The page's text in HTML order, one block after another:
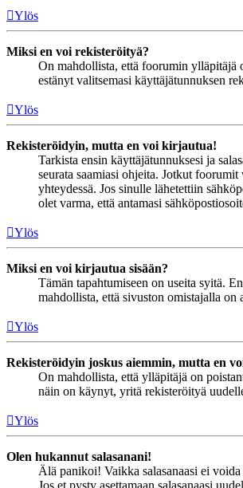
Ylös
Miksi en voi rekisteröityä?
On mahdollista, että foorumin ylläpitäjä
estänyt valitsemasi käyttäjätunnuksen
Ylös
Rekisteröidyin, mutta en voi kirjautua!
Tarkista ensin käyttäjätunnuksesi ja
seurata saamiasi ohjeita. Jotkut
yhteydessä. Jos sinulle lähetettiin
olet varma, että antamasi
Ylös
Miksi en voi kirjautua sisään?
Tämän tapahtumiseen on useita syitä.
mahdollista, että sivuston omistajalla on
Ylös
Rekisteröidyin joskus aiemmin, mutta en
On mahdollista, että ylläpitäjä on
näin on käynyt, yritä rekisteröityä
Ylös
Olen hukannut salasanani!
Älä panikoi! Vaikka salasanaasi ei
Jos et pysty asettamaan salasanaasi